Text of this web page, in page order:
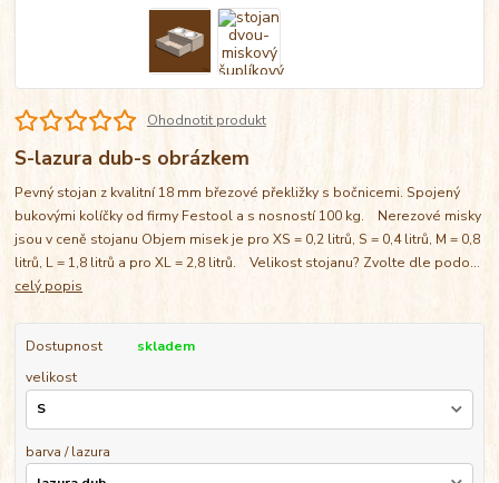
Ohodnotit produkt
S-lazura dub-s obrázkem
Pevný stojan z kvalitní 18 mm březové překližky s bočnicemi. Spojený
bukovými kolíčky od firmy Festool a s nosností 100 kg. Nerezové misky
jsou v ceně stojanu Objem misek je pro XS = 0,2 litrů, S = 0,4 litrů, M = 0,8
litrů, L = 1,8 litrů a pro XL = 2,8 litrů. Velikost stojanu? Zvolte dle podo...
celý popis
Dostupnost
skladem
velikost
barva / lazura